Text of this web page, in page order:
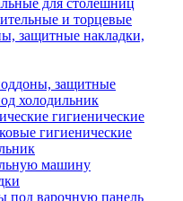
для столешниц
и торцевые
защитные накладки,
защитные
холодильник
гигиенические
гигиенические
машину
под варочную панель